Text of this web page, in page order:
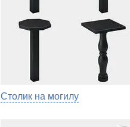
Столик на могилу